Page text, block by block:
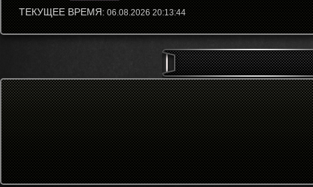
ТЕКУЩЕЕ ВРЕМЯ: 06.08.2026 20:13:44